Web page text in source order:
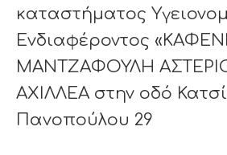
καταστήματος
Ενδιαφέροντος
ΜΑΝΤΖΑΦΟΥΛΗ
ΑΧΙΛΛΕΑ στην οδό
Πανοπούλου 29